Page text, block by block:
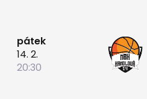
pátek
14. 2.
20:30